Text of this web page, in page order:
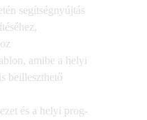
segít­ség­nyúj­tás
ami­be a helyi
beilleszthető
és a helyi prog­